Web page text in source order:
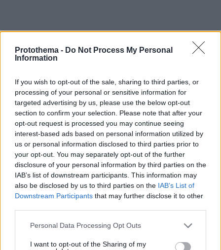
Protothema - Do Not Process My Personal
Information
If you wish to opt-out of the sale, sharing to third parties, or
processing of your personal or sensitive information for
targeted advertising by us, please use the below opt-out
section to confirm your selection. Please note that after your
opt-out request is processed you may continue seeing
interest-based ads based on personal information utilized by
us or personal information disclosed to third parties prior to
your opt-out. You may separately opt-out of the further
disclosure of your personal information by third parties on the
IAB’s list of downstream participants. This information may
also be disclosed by us to third parties on the IAB’s List of
Downstream Participants that may further disclose it to other
Please note that this website/app uses one or more Google
not limited to your visit or usage behaviour. You may click to
Personal Data Processing Opt Outs
I want to opt-out of the Sharing of my
Xαααχαχ
30.09.2021, 07:22
κοπριτων...
ΑΠΑΝΤΗΣΗ
Λαμογιο
30.09.2021, 08:34
Ειπε ο φοροφυγας χαχαχαχααχαχα
ΑΠΑΝΤΗΣΗ
ΑΠΑΝΤΗΣΗ
30.09.2021, 08:11
να το σκεφτοσουν οταν πηγαινες και ψηφιζες
ολους τους ψευτες πολιτικους τυπου Βεζιζελου
που εβαλε τον ΕΝΦΙΑ